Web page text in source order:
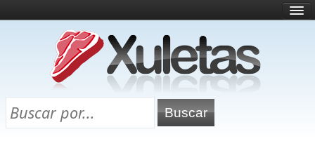
¿Qué es esto?
Directorio
Chuletas para exámenes